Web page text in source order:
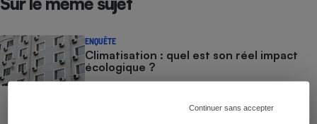
Continuer sans accepter
ENQUÊTE
Climatisation : quel est son réel impact
écologique ?